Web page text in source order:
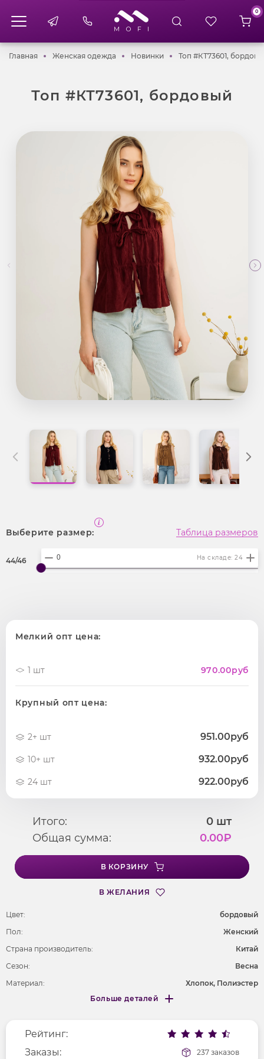
0
ГлавнаяГлавнаяЖенская одежда Женская одежда
НовинкиНовинкиТоп #КТ73601,
Топ #КТ73601, бордовый
Выберите размер: Таблица размеров
44/46 На складе: 24
Мелкий опт цена:
1 шт 970.00руб
Крупный опт цена:
2+ шт 951.00руб
10+ шт 932.00руб
24 шт 922.00руб
Итого: 0 шт
Общая сумма:
0.00₽
В КОРЗИНУ
В ЖЕЛАНИЯ
Цвет:
бордовый
Пол:
Женский
Страна производитель:
Китай
Сезон:
Весна
Материал:
Хлопок, Полиэстер
Фактура материала
текстильный
Длина рукава
без рукавов
Больше деталей
Меньше деталей
Рейтинг:
Заказы:
237 заказов